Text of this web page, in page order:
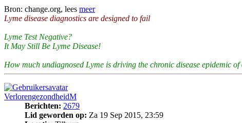
Bron: change.org, lees meer
Lyme disease diagnostics are designed to fail
Lyme Test Negative?
It May Still Be Lyme Disease!
How much undiagnosed Lyme is driving the chronic disease epidemic
VerlorengezondheidM
Berichten: 2679
Lid geworden op: Za 19 Sep 2015, 23:59